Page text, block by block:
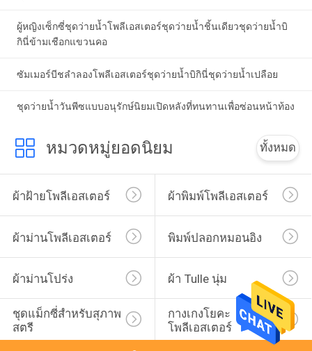
ผู้หญิงเซ็กซี่ชุดว่ายน้ำโพลีเอสเตอร์ชุดว่ายน้ำชิ้นเดียวชุดว่ายน้ำบิ
กินี่ข้ามเชือกแขวนคอ
ซัมเมอร์บีชลำลองโพลีเอสเตอร์ชุดว่ายน้ำบิกินี่ชุดว่ายน้ำเปลือย
ชุดว่ายน้ำวันพีซแบบอนุรักษ์นิยมเปิดหลังที่ทนทานเพื่อซ่อนหน้าท้อง
หมวดหมู่ยอดนิยม ทั้งหมด
ผ้าฝ้ายโพลีเอสเตอร์ ผ้าพิมพ์โพลีเอสเตอร์
ผ้าม่านโพลีเอสเตอร์ พิมพ์ปลอกหมอนอิง
ผ้าม่านโปร่ง ผ้า Tulle นุ่ม
ชุดแม็กซี่สำหรับสุภาพ
สตรี
กางเกงโยคะ
โพลีเอสเตอร์